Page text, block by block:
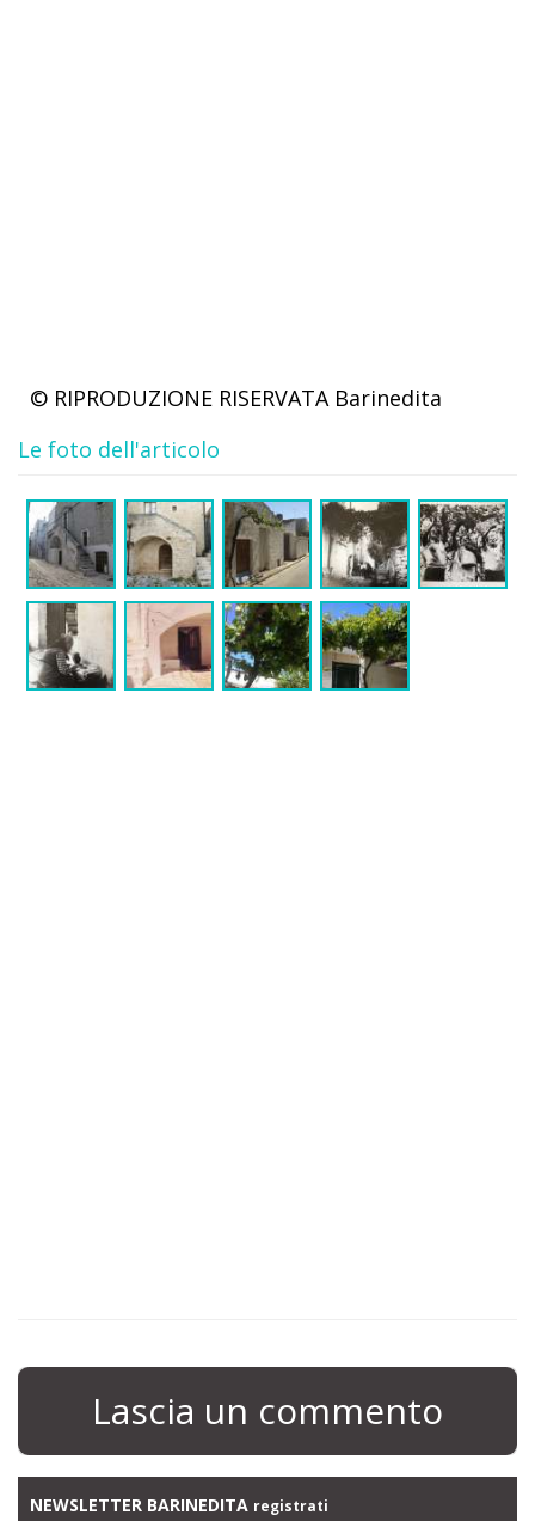
© RIPRODUZIONE RISERVATA Barinedita
Le foto dell'articolo
Lascia un commento
NEWSLETTER BARINEDITA registrati